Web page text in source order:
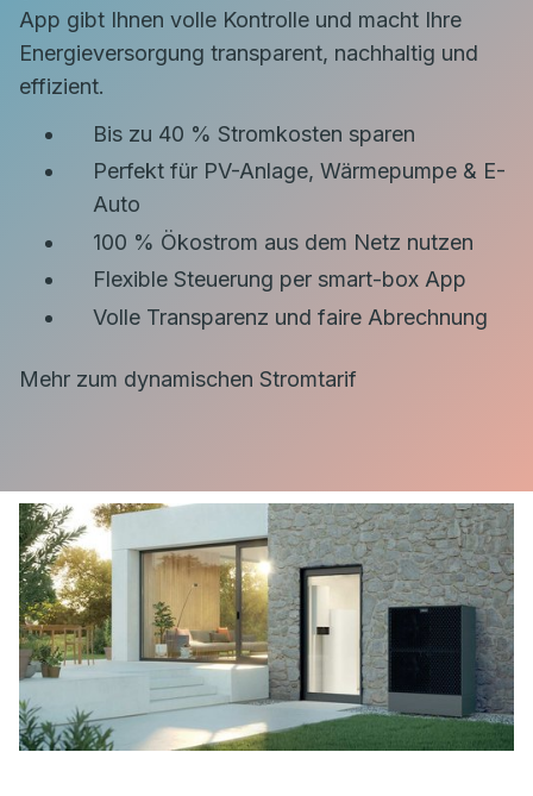
App gibt Ihnen volle Kontrolle und macht Ihre
Energieversorgung transparent, nachhaltig und
effizient.
Bis zu 40 % Stromkosten sparen
Perfekt für PV-Anlage, Wärmepumpe & E-
Auto
100 % Ökostrom aus dem Netz nutzen
Flexible Steuerung per smart-box App
Volle Transparenz und faire Abrechnung
Mehr zum dynamischen Stromtarif